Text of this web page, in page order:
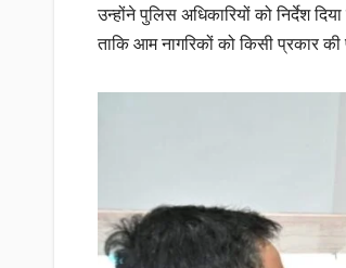
उन्होंने पुलिस अधिकारियों को निर्देश
ताकि आम नागरिकों को किसी प्रकार की